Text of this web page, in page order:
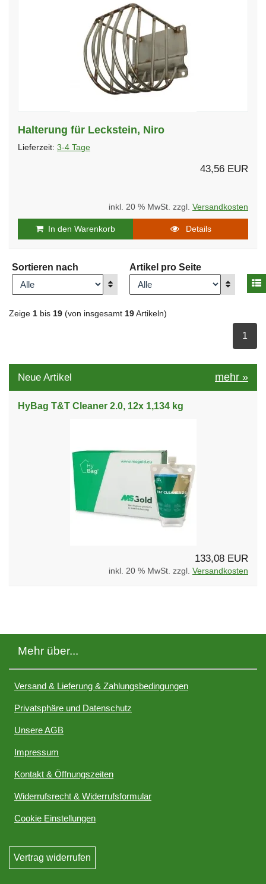
Halterung für Leckstein, Niro
Lieferzeit: 3-4 Tage
43,56 EUR
inkl. 20 % MwSt. zzgl. Versandkosten
In den Warenkorb Details
Sortieren nach
Anzeigen
Artikel pro Seite
Anzeigen
Zeige 1 bis 19 (von insgesamt 19 Artikeln)
1
Neue Artikel mehr »
HyBag T&T Cleaner 2.0, 12x 1,134 kg
133,08 EUR
inkl. 20 % MwSt. zzgl. Versandkosten
Mehr über...
Versand & Lieferung & Zahlungsbedingungen
Privatsphäre und Datenschutz
Unsere AGB
Impressum
Kontakt & Öffnungszeiten
Widerrufsrecht & Widerrufsformular
Cookie Einstellungen
Vertrag widerrufen